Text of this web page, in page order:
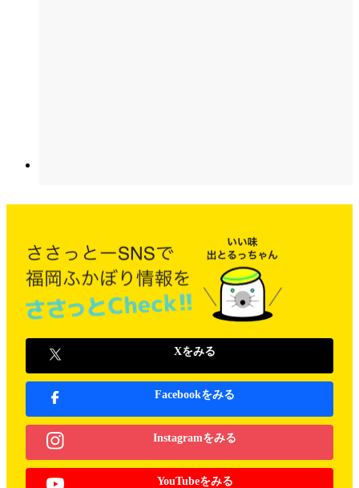
Xをみる
Facebookをみる
Instagramをみる
YouTubeをみる